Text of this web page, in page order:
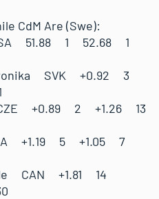
CdM Are (Swe):
51.88 1 52.68 1
SVK +0.92 3
CZE +0.89 2 +1.26 13
+1.19 5 +1.05 7
CAN +1.81 14